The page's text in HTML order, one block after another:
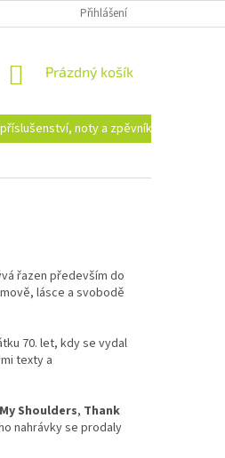
DOPRAVA A PLATBA
Přihlášení
NÁKUPNÍ
Prázdný košík
noty a zpěvníky
řazen především do
lásce a svobodě
70. let, kdy se vydal
texty a
Shoulders, Thank
nahrávky se prodaly